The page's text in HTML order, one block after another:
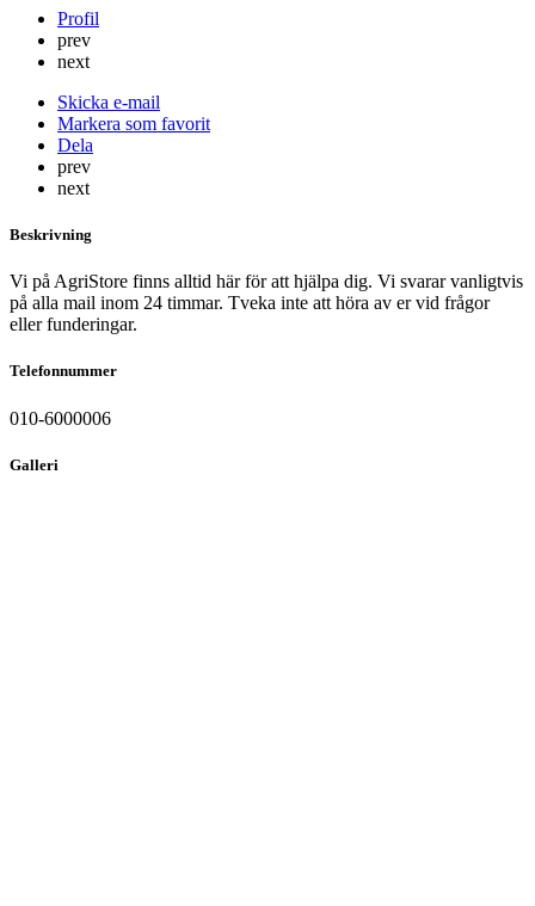
Profil
prev
next
Skicka e-mail
Markera som favorit
Dela
prev
next
Beskrivning
Vi på AgriStore finns alltid här för att hjälpa dig. Vi svarar vanligtvis
på alla mail inom 24 timmar. Tveka inte att höra av er vid frågor
eller funderingar.
Telefonnummer
010-6000006
Galleri